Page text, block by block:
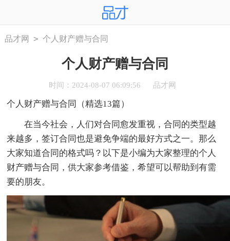
品才网 > 个人财产赠与合同
个人财产赠与合同
时间：2024-08-07 06:09:56 品才网
个人财产赠与合同（精选13篇）
在当今社会，人们对合同愈发重视，合同的类型越
来越多，签订合同也是避免争端的最好方式之一。那么
大家知道合同的格式吗？以下是小编为大家整理的个人
财产赠与合同，供大家参考借鉴，希望可以帮助到有需
要的朋友。